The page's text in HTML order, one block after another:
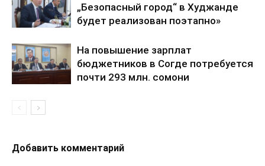
„Безопасный город“ в Худжанде
будет реализован поэтапно»
На повышение зарплат
бюджетников в Согде потребуется
почти 293 млн. сомони
Добавить комментарий